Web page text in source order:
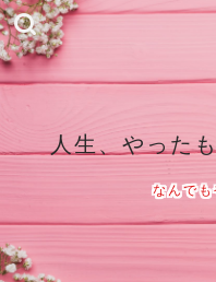
人生、やった
なんでも